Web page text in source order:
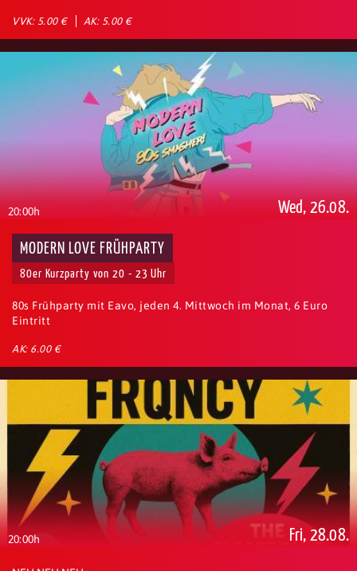
VVK: 5.00 € AK: 5.00 €
20:00h Wed, 26.08.
MODERN LOVE FRÜHPARTY
80er Kurzparty von 20 - 23 Uhr
80s Frühparty mit Eavo, jeden 4. Mittwoch im Monat, 6 Euro
Eintritt
AK: 6.00 €
20:00h Fri, 28.08.